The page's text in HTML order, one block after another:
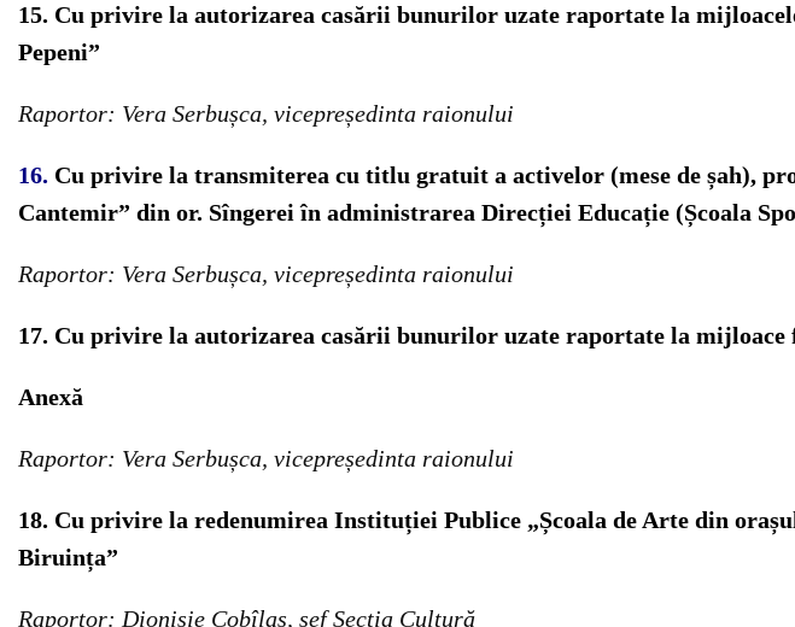
15. Cu privire la autorizarea casării bunurilor uzate raportate la
Pepeni”
Raportor: Vera Serbușca, vicepreședinta raionului
16. Cu privire la transmiterea cu titlu gratuit a activelor (mese de șah),
Cantemir” din or. Sîngerei în administrarea Direcției Educație (Școala
Raportor: Vera Serbușca, vicepreședinta raionului
17. Cu privire la autorizarea casării bunurilor uzate raportate la
Anexă
Raportor: Vera Serbușca, vicepreședinta raionului
18. Cu privire la redenumirea Instituției Publice „Școala de Arte din
Biruința”
Raportor: Dionisie Cobîlaș, șef Secția Cultură